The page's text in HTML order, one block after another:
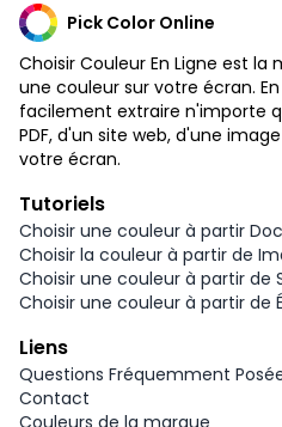
Pick Color Online
Choisir Couleur En Ligne est
une couleur sur votre écran.
facilement extraire n'importe
PDF, d'un site web, d'une
votre écran.
Tutoriels
Choisir une couleur à partir
Choisir la couleur à partir de
Choisir une couleur à partir de
Choisir une couleur à partir de
Liens
Questions Fréquemment
Contact
Couleurs de la marque